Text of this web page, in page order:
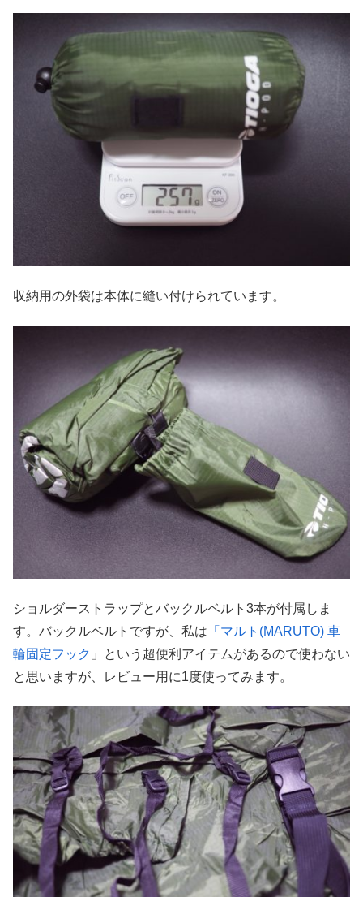
収納用の外袋は本体に縫い付けられています。
ショルダーストラップとバックルベルト3本が付属しま
す。バックルベルトですが、私は 「マルト(MARUTO) 車
輪固定フック 」という超便利アイテムがあるので使わない
と思いますが、レビュー用に1度使ってみます。